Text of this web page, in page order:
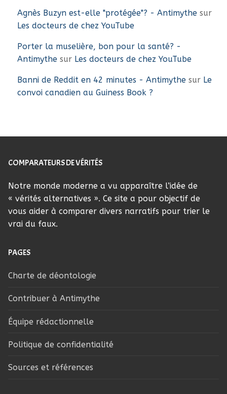
Agnès Buzyn est-elle "protégée"? - Antimythe sur
Les docteurs de chez YouTube
Porter la muselière, bon pour la santé? -
Antimythe sur Les docteurs de chez YouTube
Banni de Reddit en 42 minutes - Antimythe sur Le
convoi canadien au Guiness Book ?
COMPARATEURS DE VÉRITÉS
Notre monde moderne a vu apparaître l’idée de
« vérités alternatives ». Ce site a pour objectif de
vous aider à comparer divers narratifs pour trier le
vrai du faux.
PAGES
Charte de déontologie
Contribuer à Antimythe
Équipe rédactionnelle
Politique de confidentialité
Sources et références